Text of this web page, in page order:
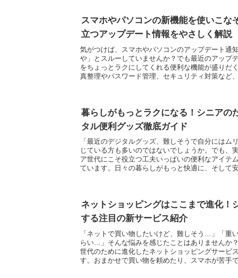
スマホやパソコンの新機能を使いこな
立つアップデート情報をやさしく解説
気がつけば、スマホやパソコンのアップデート通
や」とスルーしていませんか？でも最近のアップ
をちょっとラクにしてくれる便利な機能が盛りだ
真整理やパスワード管理、セキュリティ対策など、
暮らしがもっとラクになる！シニアの
タル便利グッズ徹底ガイド
「最近のデジタルグッズ、難しそうで自分にはム
じている方も多いのではないでしょうか。でも、
ア世代にこそ役立つ工夫いっぱいの便利なアイテ
ています。日々の暮らしがもっと快適に、そして安
ネットショッピングはここまで進化！
する注目の新サービス紹介
「ネットで買い物したいけど、難しそう…」「重
らい…」そんな悩みを感じたことはありませんか
世代のために進化したネットショッピングサービ
す。おまかせで買い物を頼めたり、スマホが苦手で